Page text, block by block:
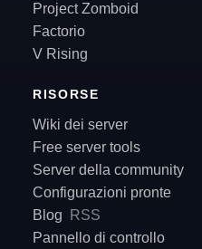
Project Zomboid
Factorio
V Rising
RISORSE
Wiki dei server
Free server tools
Server della community
Configurazioni pronte
Blog
RSS
Pannello di controllo